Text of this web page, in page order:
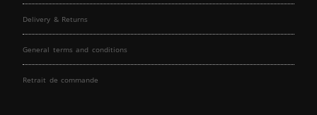
Delivery & Returns
General terms and conditions
Retrait de commande